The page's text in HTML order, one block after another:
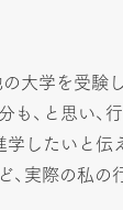
大学を受験
、と思い、
したいと伝
、実際の私